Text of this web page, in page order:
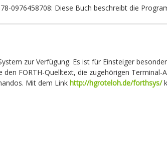
0976458708: Diese Buch beschreibt die
zur Verfügung. Es ist für Einsteiger
FORTH-Quelltext, die zugehörigen
Mit dem Link http://hgroteloh.de/forthsys/